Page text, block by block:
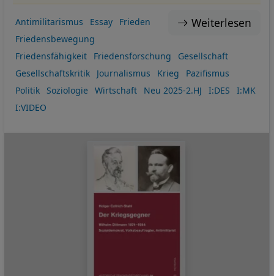
Weiterlesen
Antimilitarismus Essay
Frieden
Friedensbewegung
Friedensfähigkeit
Friedensforschung
Gesellschaft
Gesellschaftskritik
Journalismus Krieg
Pazifismus
Politik
Soziologie Wirtschaft Neu 2025-2.HJ I:DES
I:MK
I:VIDEO